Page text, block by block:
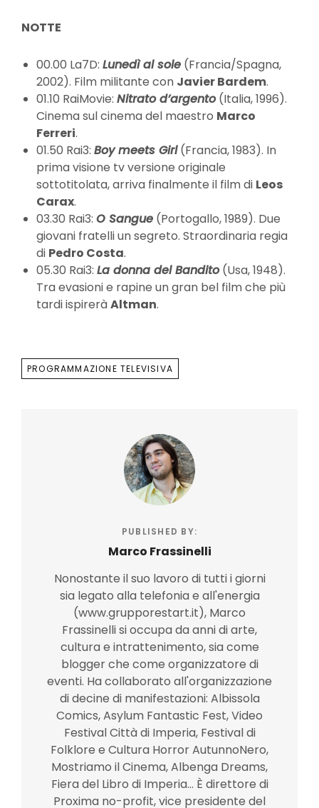
NOTTE
00.00 La7D: Lunedì al sole (Francia/Spagna,
2002). Film militante con Javier Bardem.
01.10 RaiMovie: Nitrato d’argento(Italia, 1996).
Cinema sul cinema del maestro Marco
Ferreri.
01.50 Rai3: Boy meets Girl(Francia, 1983). In
prima visione tv versione originale
sottotitolata, arriva finalmente il film di Leos
Carax.
03.30 Rai3: O Sangue (Portogallo, 1989). Due
giovani fratelli un segreto. Straordinaria regia
di Pedro Costa.
05.30 Rai3: La donna del Bandito(Usa, 1948).
Tra evasioni e rapine un gran bel film che più
tardi ispireràAltman.
TAGS
PROGRAMMAZIONE TELEVISIVA
PUBLISHED BY:
Marco Frassinelli
Nonostante il suo lavoro di tutti i giorni
sia legato alla telefonia e all'energia
(www.grupporestart.it), Marco
Frassinelli si occupa da anni di arte,
cultura e intrattenimento, sia come
blogger che come organizzatore di
eventi. Ha collaborato all'organizzazione
di decine di manifestazioni: Albissola
Comics, Asylum Fantastic Fest, Video
Festival Città di Imperia, Festival di
Folklore e Cultura Horror AutunnoNero,
Mostriamo il Cinema, Albenga Dreams,
Fiera del Libro di Imperia... È direttore di
Proxima no-profit, vice presidente del